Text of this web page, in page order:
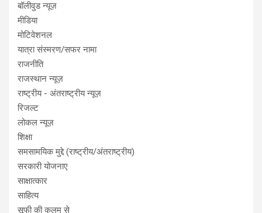
बॉलीवुड न्यूज़
मीडिया
मोटिवेशनल
यात्रा संस्मरण/सफर नामा
राजनीति
राजस्थान न्यूज़
राष्ट्रीय - अंतराष्ट्रीय न्यूज़
रिजल्ट
लोकल न्यूज़
शिक्षा
समसामयिक मुद्दे (राष्ट्रीय/अंतराष्ट्रीय)
सरकारी योजनाए
साक्षात्कार
साहित्य
सूफी की कलम से